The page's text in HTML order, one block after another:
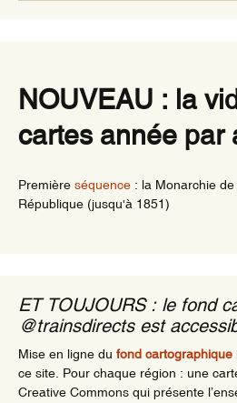
NOUVEAU : la
cartes année par
Première séquence : la Monarchie
République (jusqu'à 1851)
ET TOUJOURS : le fond
@trainsdirects est
Mise en ligne du fond cartographique
ce site. Pour chaque région : une
Creative Commons qui présente